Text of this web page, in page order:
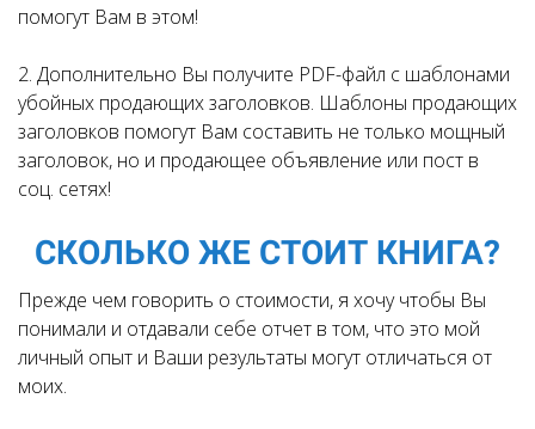
помогут Вам в этом!
2. Дополнительно Вы получите PDF-файл с шаблонами
убойных продающих заголовков. Шаблоны продающих
заголовков помогут Вам составить не только мощный
заголовок, но и продающее объявление или пост в
соц. сетях!
СКОЛЬКО ЖЕ СТОИТ КНИГА?
Прежде чем говорить о стоимости, я хочу чтобы Вы
понимали и отдавали себе отчет в том, что это мой
личный опыт и Ваши результаты могут отличаться от
моих.